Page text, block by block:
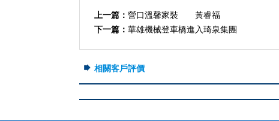
上一篇： 營口溫馨家裝 黃睿福
下一篇： 華雄機械登車橋進入琦泉集團
相關客戶評價